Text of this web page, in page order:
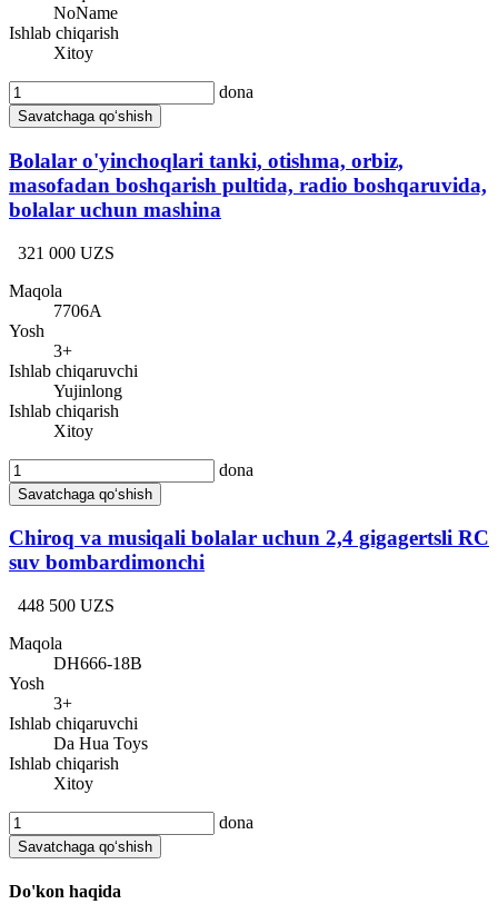
NoName
Ishlab chiqarish
Xitoy
dona
Savatchaga qo‘shish
Bolalar o'yinchoqlari tanki, otishma, orbiz,
masofadan boshqarish pultida, radio boshqaruvida,
bolalar uchun mashina
321 000 UZS
Maqola
7706A
Yosh
3+
Ishlab chiqaruvchi
Yujinlong
Ishlab chiqarish
Xitoy
dona
Savatchaga qo‘shish
Chiroq va musiqali bolalar uchun 2,4 gigagertsli RC
suv bombardimonchi
448 500 UZS
Maqola
DH666-18B
Yosh
3+
Ishlab chiqaruvchi
Da Hua Toys
Ishlab chiqarish
Xitoy
dona
Savatchaga qo‘shish
Do'kon haqida